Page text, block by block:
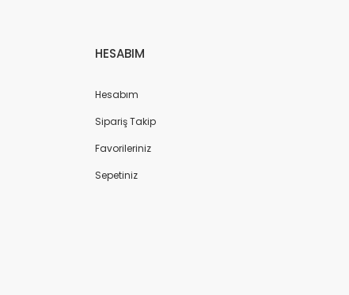
HESABIM
Hesabım
Sipariş Takip
Favorileriniz
Sepetiniz